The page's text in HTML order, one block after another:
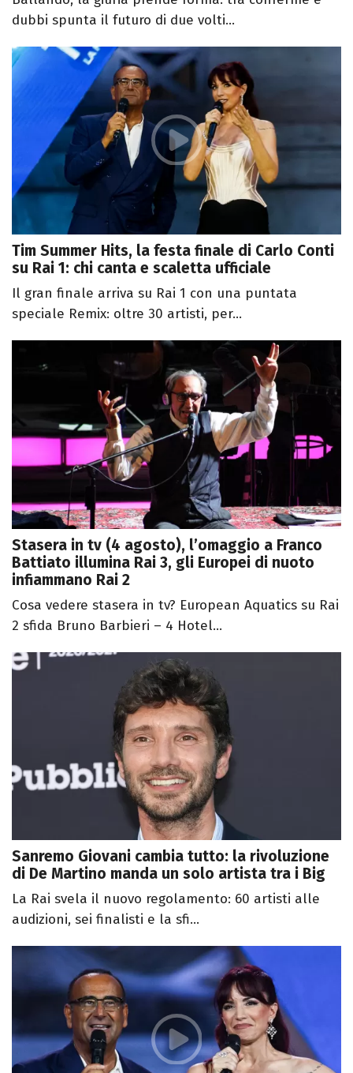
dubbi spunta il futuro di due volti...
Tim Summer Hits, la festa finale di Carlo Conti
su Rai 1: chi canta e scaletta ufficiale
Il gran finale arriva su Rai 1 con una puntata
speciale Remix: oltre 30 artisti, per...
Stasera in tv (4 agosto), l’omaggio a Franco
Battiato illumina Rai 3, gli Europei di nuoto
infiammano Rai 2
Cosa vedere stasera in tv? European Aquatics su Rai
2 sfida Bruno Barbieri – 4 Hotel...
Sanremo Giovani cambia tutto: la rivoluzione
di De Martino manda un solo artista tra i Big
La Rai svela il nuovo regolamento: 60 artisti alle
audizioni, sei finalisti e la sfi...